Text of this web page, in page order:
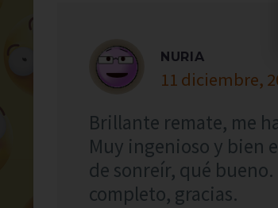
NURIA
11 diciembre,
Brillante remate, me
Muy ingenioso y bien
de sonreír, qué
completo, gracias.